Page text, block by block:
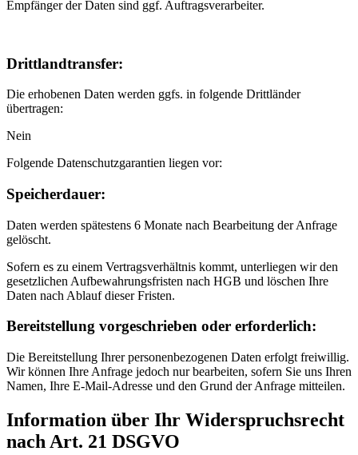
Empfänger der Daten sind ggf. Auftragsverarbeiter.
Drittlandtransfer:
Die erhobenen Daten werden ggfs. in folgende Drittländer
übertragen:
Nein
Folgende Datenschutzgarantien liegen vor:
Speicherdauer:
Daten werden spätestens 6 Monate nach Bearbeitung der Anfrage
gelöscht.
Sofern es zu einem Vertragsverhältnis kommt, unterliegen wir den
gesetzlichen Aufbewahrungsfristen nach HGB und löschen Ihre
Daten nach Ablauf dieser Fristen.
Bereitstellung vorgeschrieben oder erforderlich:
Die Bereitstellung Ihrer personenbezogenen Daten erfolgt freiwillig.
Wir können Ihre Anfrage jedoch nur bearbeiten, sofern Sie uns Ihren
Namen, Ihre E-Mail-Adresse und den Grund der Anfrage mitteilen.
Information über Ihr Widerspruchsrecht
nach Art. 21 DSGVO